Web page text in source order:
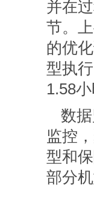
并在
节。
的优
型执
1.58
数
监控
型和
部分